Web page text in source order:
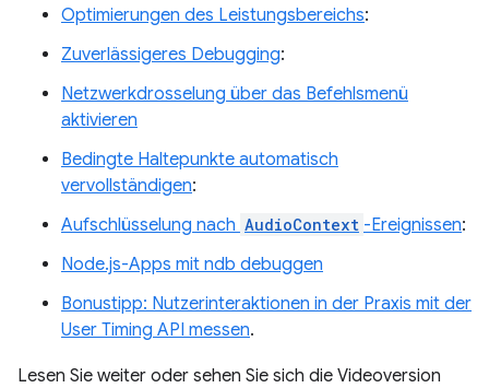
Optimierungen des Leistungsbereichs:
Zuverlässigeres Debugging:
Netzwerkdrosselung über das Befehlsmenü
aktivieren
Bedingte Haltepunkte automatisch
vervollständigen:
Aufschlüsselung nach AudioContext -Ereignissen:
Node.js-Apps mit ndb debuggen
Bonustipp: Nutzerinteraktionen in der Praxis mit der
User Timing API messen.
Lesen Sie weiter oder sehen Sie sich die Videoversion